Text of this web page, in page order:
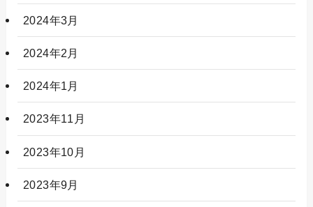
2024年3月
2024年2月
2024年1月
2023年11月
2023年10月
2023年9月